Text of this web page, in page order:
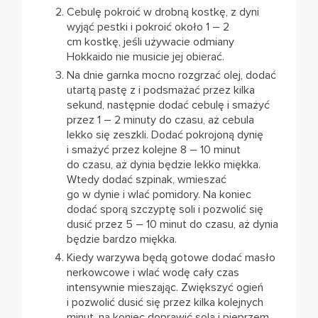
Cebulę pokroić w drobną kostkę, z dyni
wyjąć pestki i pokroić około 1 – 2
cm kostkę, jeśli używacie odmiany
Hokkaido nie musicie jej obierać.
Na dnie garnka mocno rozgrzać olej, dodać
utartą pastę z i podsmażać przez kilka
sekund, następnie dodać cebulę i smażyć
przez 1 – 2 minuty do czasu, aż cebula
lekko się zeszkli. Dodać pokrojoną dynię
i smażyć przez kolejne 8 – 10 minut
do czasu, aż dynia będzie lekko miękka.
Wtedy dodać szpinak, wmieszać
go w dynie i wlać pomidory. Na koniec
dodać sporą szczyptę soli i pozwolić się
dusić przez 5 – 10 minut do czasu, aż dynia
będzie bardzo miękka.
Kiedy warzywa będą gotowe dodać masło
nerkowcowe i wlać wodę cały czas
intensywnie mieszając. Zwiększyć ogień
i pozwolić dusić się przez kilka kolejnych